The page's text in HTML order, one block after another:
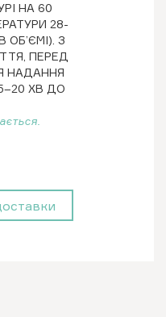
НА 60
28-
З
ПЕРЕД
НАДАННЯ
ХВ ДО